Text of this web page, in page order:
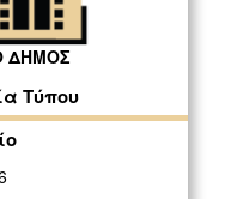
ΔΗΜΟΣ
Τύπου